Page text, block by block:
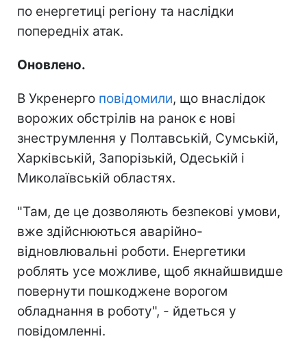
по енергетиці регіону та наслідки
попередніх атак.
Оновлено.
В Укренерго повідомили, що внаслідок
ворожих обстрілів на ранок є нові
знеструмлення у Полтавській, Сумській,
Харківській, Запорізькій, Одеській і
Миколаївській областях.
"Там, де це дозволяють безпекові умови,
вже здійснюються аварійно-
відновлювальні роботи. Енергетики
роблять усе можливе, щоб якнайшвидше
повернути пошкоджене ворогом
обладнання в роботу", - йдеться у
повідомленні.